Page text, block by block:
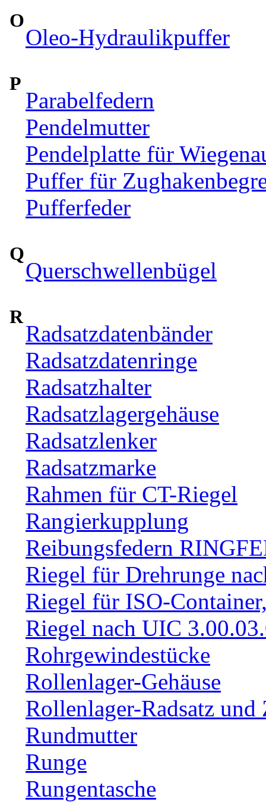
O
Oleo-Hydraulikpuffer
P
Parabelfedern
Pendelmutter
Pendelplatte für
Puffer für
Pufferfeder
Q
Querschwellenbügel
R
Radsatzdatenbänder
Radsatzdatenringe
Radsatzhalter
Radsatzlagergehäuse
Radsatzlenker
Radsatzmarke
Rahmen für CT-Riegel
Rangierkupplung
Reibungsfedern
Riegel für Drehrunge
Riegel für ISO-
Riegel nach UIC
Rohrgewindestücke
Rollenlager-Gehäuse
Rollenlager-Radsatz und
Rundmutter
Runge
Rungentasche